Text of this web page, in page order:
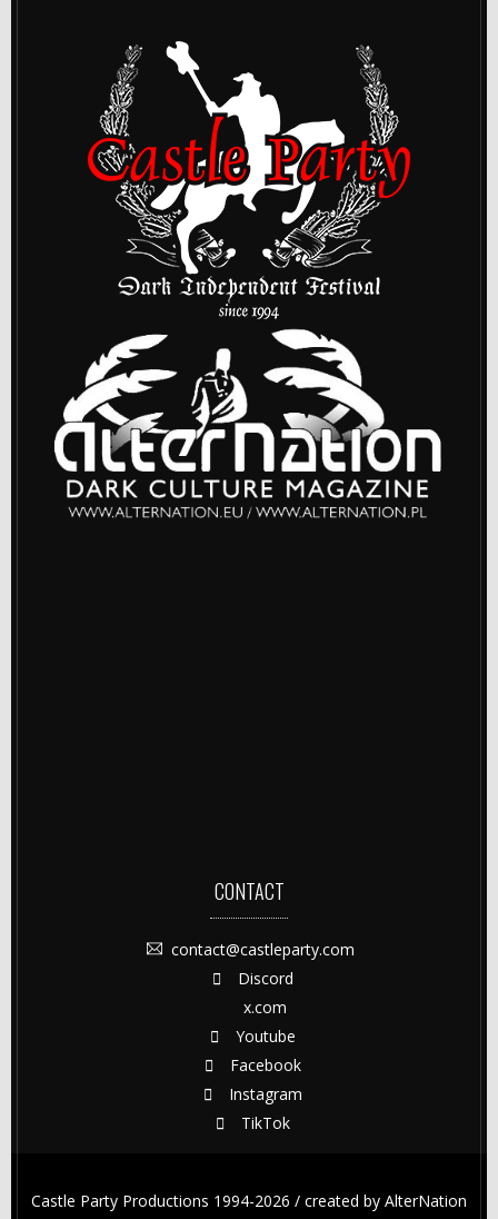
CONTACT
contact@castleparty.com
Discord
x.com
Youtube
Facebook
Instagram
TikTok
Castle Party Productions 1994-2026 / created by AlterNation